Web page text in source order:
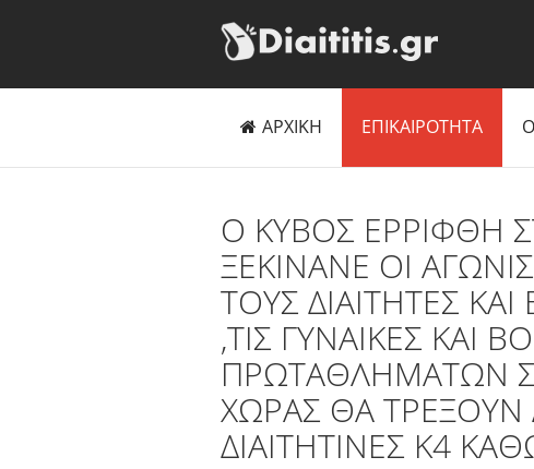
ΑΡΧΙΚΗ ΕΠΙΚΑΙΡΟΤΗΤΑ
Ο ΚΥΒΟΣ ΕΡΡΙΦΘΗ
ΞΕΚΙΝΑΝΕ ΟΙ
ΤΟΥΣ ΔΙΑΙΤΗΤΕΣ
,ΤΙΣ ΓΥΝΑΙΚΕΣ ΚΑΙ
ΠΡΩΤΑΘΛΗΜΑΤΩΝ
ΧΩΡΑΣ ΘΑ ΤΡΕΞΟΥΝ
ΔΙΑΙΤΗΤΙΝΕΣ Κ4